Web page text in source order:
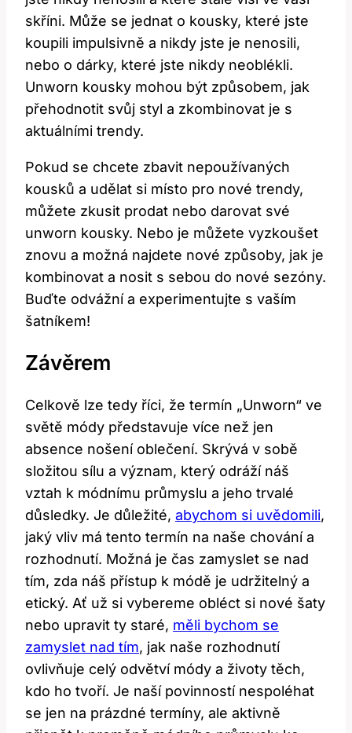
skříni. Může se jednat o kousky, které jste
koupili impulsivně a nikdy jste je nenosili,
nebo o dárky, které jste nikdy neoblékli.
Unworn kousky mohou být způsobem, jak
přehodnotit svůj styl a zkombinovat je s
aktuálními trendy.
Pokud se chcete zbavit nepoužívaných
kousků a udělat si místo pro nové trendy,
můžete zkusit prodat nebo darovat své
unworn kousky. Nebo je můžete vyzkoušet
znovu a možná najdete nové způsoby, jak je
kombinovat a nosit s sebou do nové sezóny.
Buďte odvážní a experimentujte s vaším
šatníkem!
Závěrem
Celkově lze tedy říci, že termín „Unworn“ ve
světě módy představuje více než jen
absence nošení oblečení. Skrývá v sobě
složitou sílu a význam, který odráží náš
vztah k módnímu průmyslu a jeho trvalé
důsledky. Je důležité, abychom si uvědomili,
jaký vliv má tento termín na naše chování a
rozhodnutí. Možná je čas zamyslet se nad
tím, zda náš přístup k módě je udržitelný a
etický. Ať už si vybereme obléct si nové šaty
nebo upravit ty staré, měli bychom se
zamyslet nad tím, jak naše rozhodnutí
ovlivňuje celý odvětví módy a životy těch,
kdo ho tvoří. Je naší povinností nespoléhat
se jen na prázdné termíny, ale aktivně